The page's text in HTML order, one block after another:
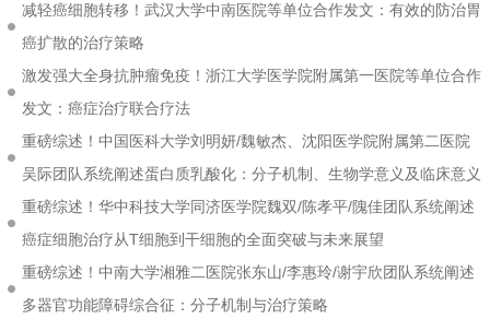
减轻癌细胞转移！武汉大学中南医院等单位合作发文：有效的防治胃
癌扩散的治疗策略
激发强大全身抗肿瘤免疫！浙江大学医学院附属第一医院等单位合作
发文：癌症治疗联合疗法
重磅综述！中国医科大学刘明妍/魏敏杰、沈阳医学院附属第二医院
吴际团队系统阐述蛋白质乳酸化：分子机制、生物学意义及临床意义
重磅综述！华中科技大学同济医学院魏双/陈孝平/隗佳团队系统阐述
癌症细胞治疗从T细胞到干细胞的全面突破与未来展望
重磅综述！中南大学湘雅二医院张东山/李惠玲/谢宇欣团队系统阐述
多器官功能障碍综合征：分子机制与治疗策略